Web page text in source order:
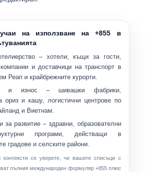
на използване на +855 в
– хотели, къщи за гости,
компании и доставчици на транспорт в
Реап и крайбрежните курорти.
и износ – шивашки фабрики,
ориз и кашу, логистични центрове по
и Виетнам.
за развитие – здравни, образователни
програми, действащи в
градове и селските райони.
контексти се уверете, че вашите списъци с
пълния международен формуляр +855плюс